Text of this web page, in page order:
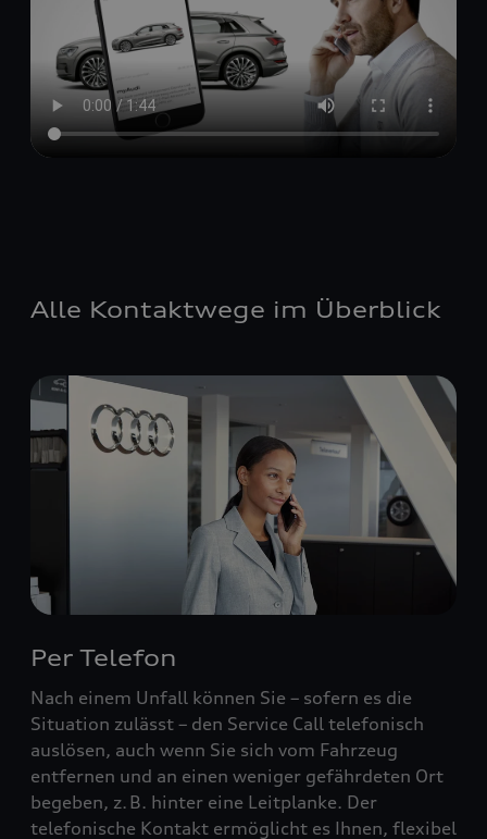
Alle Kontaktwege im Überblick
Per Telefon
Nach einem Unfall können Sie – sofern es die
Situation zulässt – den Service Call telefonisch
auslösen, auch wenn Sie sich vom Fahrzeug
entfernen und an einen weniger gefährdeten Ort
begeben, z. B. hinter eine Leitplanke. Der
telefonische Kontakt ermöglicht es Ihnen, flexibel